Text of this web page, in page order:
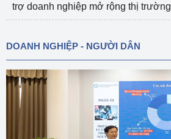
trợ doanh nghiệp mở rộng thị trường
DOANH NGHIỆP - NGƯỜI DÂN